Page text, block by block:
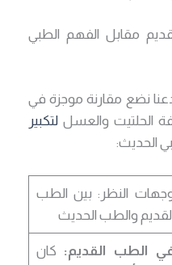
مقابل الفهم الطبي
دعنا نضع مقارنة موجزة في
الحلتيت والعسل لتكبير
الحديث:
النظر: بين الطب
والطب الحديث
الطب القديم: كان